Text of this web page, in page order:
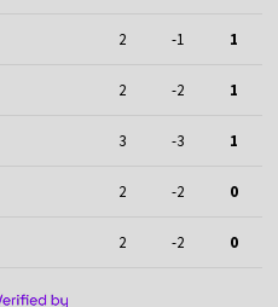
2 -1 1
2 -2 1
3 -3 1
2 -2 0
2 -2 0